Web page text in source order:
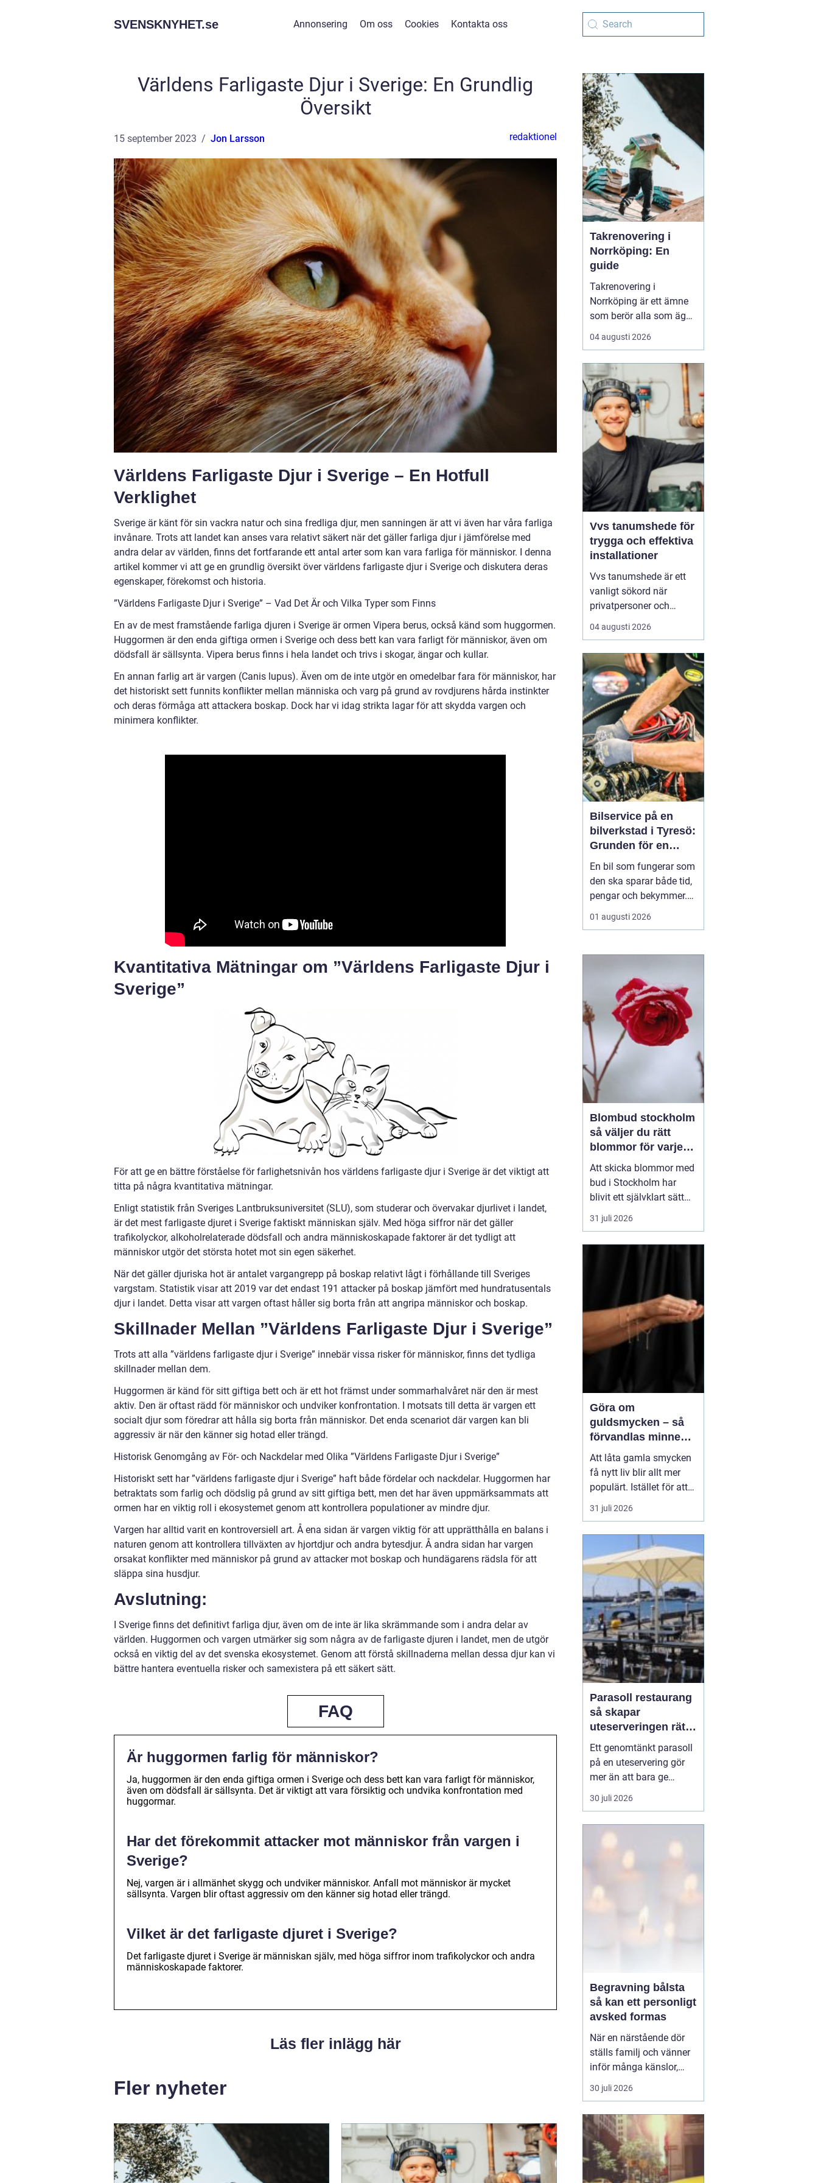
SVENSKNYHET.se Annonsering Om oss Cookies Kontakta oss
Världens Farligaste Djur i Sverige: En Grundlig
Översikt
15 september 2023 Jon Larsson redaktionel
Världens Farligaste Djur i Sverige – En Hotfull
Verklighet
Sverige är känt för sin vackra natur och sina fredliga djur, men sanningen är att vi även har våra farliga
invånare. Trots att landet kan anses vara relativt säkert när det gäller farliga djur i jämförelse med
andra delar av världen, finns det fortfarande ett antal arter som kan vara farliga för människor. I denna
artikel kommer vi att ge en grundlig översikt över världens farligaste djur i Sverige och diskutera deras
egenskaper, förekomst och historia.
”Världens Farligaste Djur i Sverige” – Vad Det Är och Vilka Typer som Finns
En av de mest framstående farliga djuren i Sverige är ormen Vipera berus, också känd som huggormen.
Huggormen är den enda giftiga ormen i Sverige och dess bett kan vara farligt för människor, även om
dödsfall är sällsynta. Vipera berus finns i hela landet och trivs i skogar, ängar och kullar.
En annan farlig art är vargen (Canis lupus). Även om de inte utgör en omedelbar fara för människor, har
det historiskt sett funnits konflikter mellan människa och varg på grund av rovdjurens hårda instinkter
och deras förmåga att attackera boskap. Dock har vi idag strikta lagar för att skydda vargen och
minimera konflikter.
Kvantitativa Mätningar om ”Världens Farligaste Djur i
Sverige”
För att ge en bättre förståelse för farlighetsnivån hos världens farligaste djur i Sverige är det viktigt att
titta på några kvantitativa mätningar.
Enligt statistik från Sveriges Lantbruksuniversitet (SLU), som studerar och övervakar djurlivet i landet,
är det mest farligaste djuret i Sverige faktiskt människan själv. Med höga siffror när det gäller
trafikolyckor, alkoholrelaterade dödsfall och andra människoskapade faktorer är det tydligt att
människor utgör det största hotet mot sin egen säkerhet.
När det gäller djuriska hot är antalet vargangrepp på boskap relativt lågt i förhållande till Sveriges
vargstam. Statistik visar att 2019 var det endast 191 attacker på boskap jämfört med hundratusentals
djur i landet. Detta visar att vargen oftast håller sig borta från att angripa människor och boskap.
Skillnader Mellan ”Världens Farligaste Djur i Sverige”
Trots att alla ”världens farligaste djur i Sverige” innebär vissa risker för människor, finns det tydliga
skillnader mellan dem.
Huggormen är känd för sitt giftiga bett och är ett hot främst under sommarhalvåret när den är mest
aktiv. Den är oftast rädd för människor och undviker konfrontation. I motsats till detta är vargen ett
socialt djur som föredrar att hålla sig borta från människor. Det enda scenariot där vargen kan bli
aggressiv är när den känner sig hotad eller trängd.
Historisk Genomgång av För- och Nackdelar med Olika ”Världens Farligaste Djur i Sverige”
Historiskt sett har ”världens farligaste djur i Sverige” haft både fördelar och nackdelar. Huggormen har
betraktats som farlig och dödslig på grund av sitt giftiga bett, men det har även uppmärksammats att
ormen har en viktig roll i ekosystemet genom att kontrollera populationer av mindre djur.
Vargen har alltid varit en kontroversiell art. Å ena sidan är vargen viktig för att upprätthålla en balans i
naturen genom att kontrollera tillväxten av hjortdjur och andra bytesdjur. Å andra sidan har vargen
orsakat konflikter med människor på grund av attacker mot boskap och hundägarens rädsla för att
släppa sina husdjur.
Avslutning:
I Sverige finns det definitivt farliga djur, även om de inte är lika skrämmande som i andra delar av
världen. Huggormen och vargen utmärker sig som några av de farligaste djuren i landet, men de utgör
också en viktig del av det svenska ekosystemet. Genom att förstå skillnaderna mellan dessa djur kan vi
bättre hantera eventuella risker och samexistera på ett säkert sätt.
FAQ
Är huggormen farlig för människor?
Ja, huggormen är den enda giftiga ormen i Sverige och dess bett kan vara farligt för människor,
även om dödsfall är sällsynta. Det är viktigt att vara försiktig och undvika konfrontation med
huggormar.
Har det förekommit attacker mot människor från vargen i
Sverige?
Nej, vargen är i allmänhet skygg och undviker människor. Anfall mot människor är mycket
sällsynta. Vargen blir oftast aggressiv om den känner sig hotad eller trängd.
Vilket är det farligaste djuret i Sverige?
Det farligaste djuret i Sverige är människan själv, med höga siffror inom trafikolyckor och andra
människoskapade faktorer.
Läs fler inlägg här
Fler nyheter
Takrenovering i
Norrköping: En
guide
Takrenovering i
Norrköping är ett ämne
som berör alla som äger
hus, radhus eller
flerfamiljshus i området.
viktigaste skydd mot
regn, snö och fukt, och
en i tid genomförd
renovering kan sp...
04 augusti 2026
Vvs tanumshede för
trygga och effektiva
installationer
Vvs tanumshede är ett
vanligt sökord när
privatpersoner och
företag behöver hjälp
med värme, vatten och
Många undrar vad som
skiljer en seriös vvs
partner från en tillfällig
lösning, hur en
installation bör gå till
och vilka...
04 augusti 2026
Bilservice på en
bilverkstad i Tyresö:
Grunden för en
trygg och hållbar
bilvardag
En bil som fungerar som
den ska sparar både tid,
pengar och bekymmer.
För många förare blir
servicefrågan ändå
tills en varningslampa
känns fel. Ge...
01 augusti 2026
Blombud stockholm
så väljer du rätt
blommor för varje
tillfälle
Att skicka blommor med
bud i Stockholm har
blivit ett självklart sätt
att visa omtanke, fira
stora händelser eller
svårt att formulera i ord.
sekunder, oavsett om
mottagaren befinner sig
på konto...
31 juli 2026
Göra om
guldsmycken – så
förvandlas minnen
till nya favoriter
Att låta gamla smycken
få nytt liv blir allt mer
populärt. Istället för att
låta arvegods ligga i en
låda kan de formas om
passar stilen i dag och
bär med sig historien.
N&au...
31 juli 2026
Parasoll restaurang
så skapar
uteserveringen rätt
känsla året runt
Ett genomtänkt parasoll
på en uteservering gör
mer än att bara ge
skugga. Det påverkar hur
länge gästerna stannar,
och om de väljer att
komma tillbaka. När
kraven på komfort,
30 juli 2026
Begravning bålsta
så kan ett personligt
avsked formas
När en närstående dör
ställs familj och vänner
inför många känslor,
men också praktiska
beslut.
ceremoni i någon av
Håbo församlings kyrkor
eller ka...
30 juli 2026